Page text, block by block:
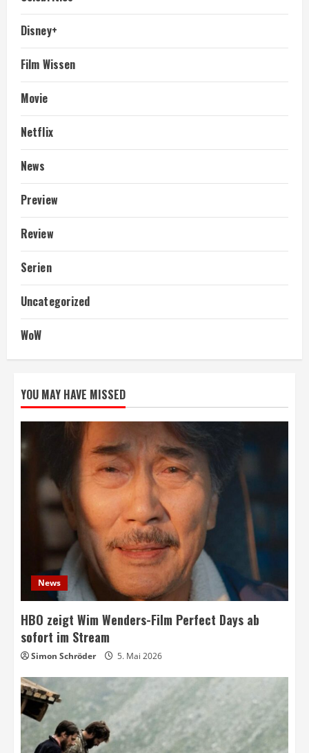
Disney+
Film Wissen
Movie
Netflix
News
Preview
Review
Serien
Uncategorized
WoW
YOU MAY HAVE MISSED
News
HBO zeigt Wim Wenders-Film Perfect Days ab
sofort im Stream
Simon Schröder 5. Mai 2026